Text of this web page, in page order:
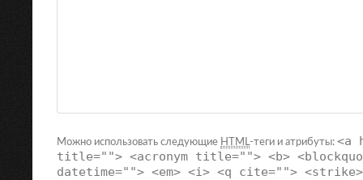
Можно использовать следующие HTML -теги и атрибуты: <a
title=""> <acronym title=""> <b>
datetime=""> <em> <i> <q cite="">